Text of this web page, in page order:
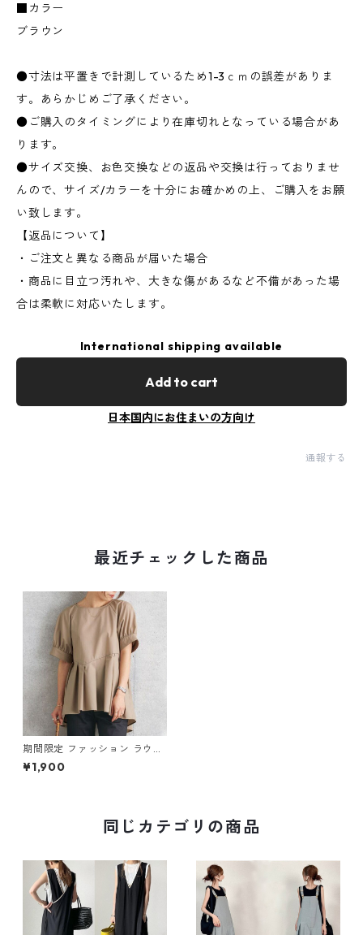
■カラー
ブラウン
●寸法は平置きで計測しているため1-3ｃｍの誤差がありま
す。あらかじめご了承ください。
●ご購入のタイミングにより在庫切れとなっている場合があ
ります。
●サイズ交換、お色交換などの返品や交換は行っておりませ
んので、サイズ/カラーを十分にお確かめの上、ご購入をお願
い致します。
【返品について】
・ご注文と異なる商品が届いた場合
・商品に目立つ汚れや、大きな傷があるなど不備があった場
合は柔軟に対応いたします。
International shipping available
Add to cart
日本国内にお住まいの方向け
通報する
最近チェックした商品
期間限定 ファッション ラウン
ドネック 半袖Tシャツ m-457
¥1,900
同じカテゴリの商品